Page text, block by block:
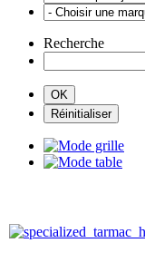
Recherche